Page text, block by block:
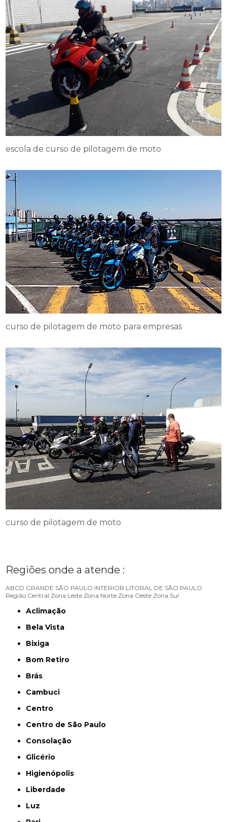
escola de curso de pilotagem de moto
curso de pilotagem de moto para empresas
curso de pilotagem de moto
Regiões onde a atende :
ABCD GRANDE SÃO PAULO INTERIOR LITORAL DE SÃO PAULO
Região Central Zona Leste Zona Norte Zona Oeste Zona Sul
Aclimação
Bela Vista
Bixiga
Bom Retiro
Brás
Cambuci
Centro
Centro de São Paulo
Consolação
Glicério
Higienópolis
Liberdade
Luz